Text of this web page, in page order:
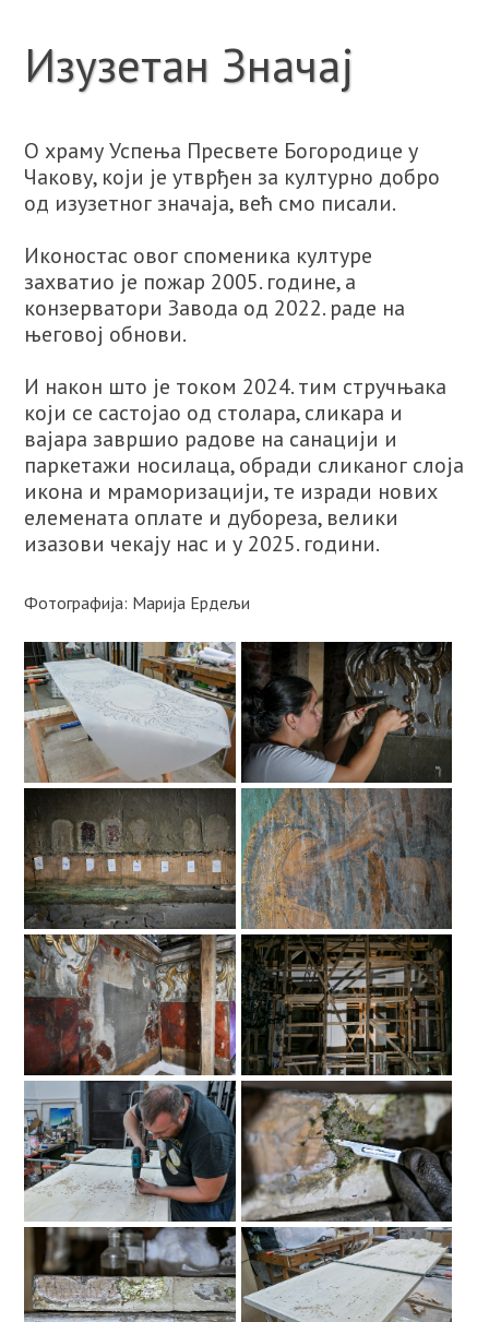
Изузетан Значај
О храму Успења Пресвете Богородице у
Чакову, који је утврђен за културно добро
од изузетног значаја, већ смо писали.
Иконостас овог споменика културе
захватио је пожар 2005. године, а
конзерватори Завода од 2022. раде на
његовој обнови.
И након што је током 2024. тим стручњака
који се састојао од столара, сликара и
вајара завршио радове на санацији и
паркетажи носилаца, обради сликаног слоја
икона и мраморизацији, те изради нових
елемената оплате и дубореза, велики
изазови чекају нас и у 2025. години.
Фотографија: Марија Ердељи